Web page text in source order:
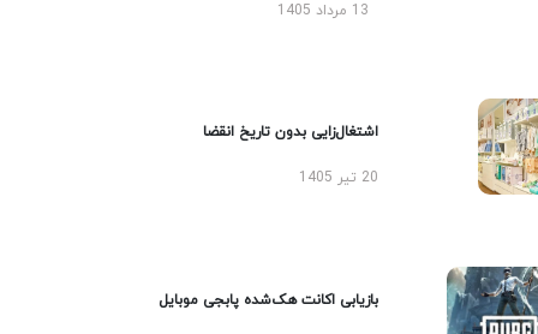
13 مرداد 1405
اشتغال‌زایی بدون تاریخ انقضا
20 تیر 1405
بازیابی اکانت هک‌شده پابجی موبایل